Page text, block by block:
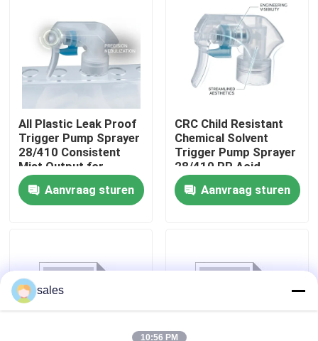
Producten
All Plastic Leak Proof
Trigger Pump Sprayer
28/410 Consistent
Mist Output for
Household Cleaning
BottlesAanvraag sturen
CRC Child Resistant
Chemical Solvent
Trigger Pump Sprayer
28/410 PP Acid
Resistant for
Industrial Cleaning
Aanvraag sturen
sales
10:56 PM